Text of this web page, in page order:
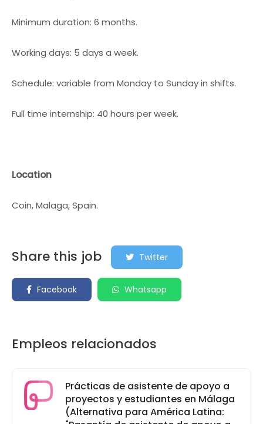
Minimum duration: 6 months.
Working days: 5 days a week.
Schedule: variable from Monday to Sunday in shifts.
Full time internship: 40 hours per week.
Location
Coin, Malaga, Spain.
Share this job Twitter
Facebook Whatsapp
Empleos relacionados
Prácticas de asistente de apoyo a
proyectos y estudiantes en Málaga
(Alternativa para América Latina: